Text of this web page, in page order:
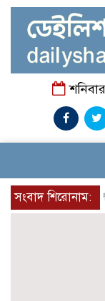
সংবাদ শিরোনাম:
চন্দনাইশে